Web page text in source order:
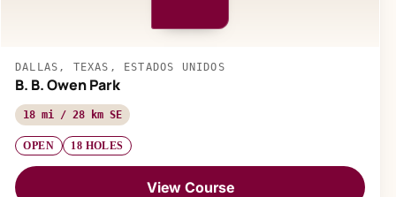
DALLAS, TEXAS, ESTADOS UNIDOS
B. B. Owen Park
18 mi / 28 km SE
OPEN 18 HOLES
View Course